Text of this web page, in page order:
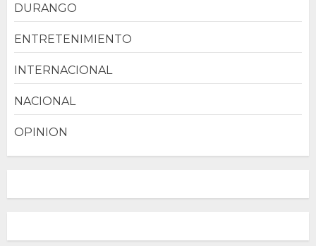
DURANGO
ENTRETENIMIENTO
INTERNACIONAL
NACIONAL
OPINION